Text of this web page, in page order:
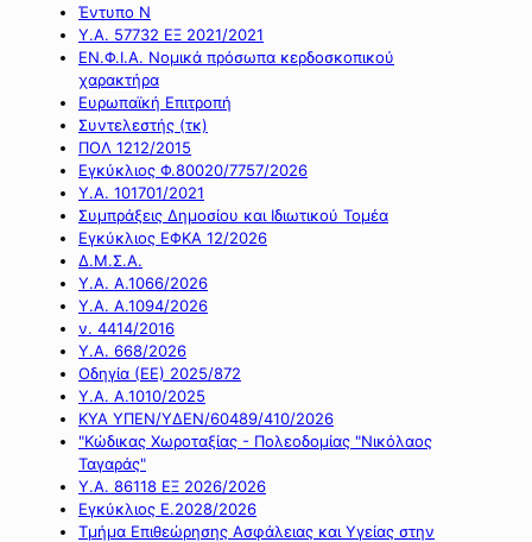
Έντυπο Ν
Υ.Α. 57732 ΕΞ 2021/2021
ΕΝ.Φ.Ι.Α. Νομικά πρόσωπα κερδοσκοπικού
χαρακτήρα
Ευρωπαϊκή Επιτροπή
Συντελεστής (τκ)
ΠΟΛ 1212/2015
Εγκύκλιος Φ.80020/7757/2026
Υ.Α. 101701/2021
Συμπράξεις Δημοσίου και Ιδιωτικού Τομέα
Εγκύκλιος ΕΦΚΑ 12/2026
Δ.Μ.Σ.Α.
Υ.Α. Α.1066/2026
Υ.Α. Α.1094/2026
ν. 4414/2016
Y.A. 668/2026
Οδηγία (ΕΕ) 2025/872
Υ.Α. Α.1010/2025
ΚΥΑ ΥΠΕΝ/ΥΔΕΝ/60489/410/2026
"Κώδικας Χωροταξίας - Πολεοδομίας "Νικόλαος
Ταγαράς"
Υ.Α. 86118 ΕΞ 2026/2026
Εγκύκλιος Ε.2028/2026
Τμήμα Επιθεώρησης Ασφάλειας και Υγείας στην